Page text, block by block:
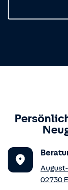
02730